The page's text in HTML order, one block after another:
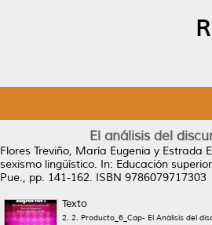
El análisis del
Flores Treviño, María Eugenia y Estrada
sexismo lingüístico. In: Educación
Pue., pp. 141-162. ISBN 9786079717303
Texto
2. 2. Producto_6_Cap- El Análisis del